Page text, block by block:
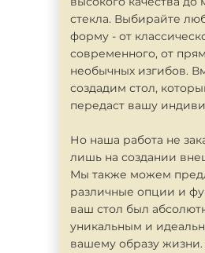
стекла. Выбирайте
форму - от
современного, от
необычных изгибов.
создадим стол,
передаст вашу
Но наша работа не
лишь на создании
Мы также можем
различные опции и
ваш стол был
уникальным и
вашему образу жизни.